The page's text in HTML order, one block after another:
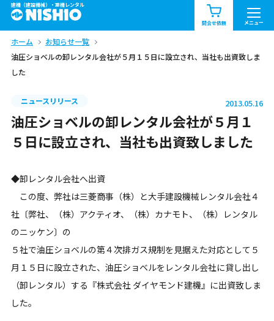
建機（建設機械）・重機レンタル
問合せ依頼 メニュー
商品一覧 お知らせ一覧
問合せ依頼リスト
北海道 関東
中部 関西 中国・四国
ホーム
お知らせ一覧
油圧ショベルの卸レンタル会社が５月１５日に設立され、当社も出資致しま
した
ニュースリリース 2013.05.16
油圧ショベルの卸レンタル会社が５月１
５日に設立され、当社も出資致しました
◆卸レンタル会社へ出資
この度、弊社は三菱商事（株）と大手建設機械レンタル会社４
社〔弊社、（株）アクティオ、（株）カナモト、（株）レンタル
のニッケン〕の
５社で油圧ショベルの第４次排ガス規制を見据えた対応として５
月１５日に設立された、油圧ショベルをレンタル会社に貸し出し
（卸レンタル）する『株式会社 ダイヤモンド建機』に出資致しま
した。